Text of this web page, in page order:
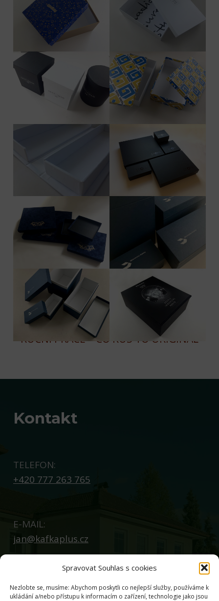
Spravovat Souhlas s cookies
Nezlobte se, musíme: Abychom poskytli co nejlepší služby, používáme k
ukládání a/nebo přístupu k informacím o zařízení, technologie jako jsou
RUČNÍ PRÁCE – CO KUS TO ORIGINÁL
Kontakt
TELEFON:
+420 777 263 765
E-MAIL:
jan@kafkaplus.cz